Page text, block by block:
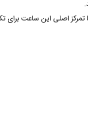
اصلی این ساعت برای